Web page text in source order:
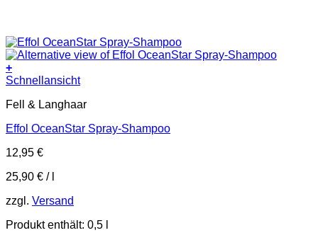
+
Dieses
weist
Varianten
Die
können
der
Produktseite
gewählt
Schnellansicht
Fell & Langhaar
Effol OceanStar Spray-Shampoo
12,95 €
25,90 € /
zzgl. Versand
Produkt enthält: 0,5